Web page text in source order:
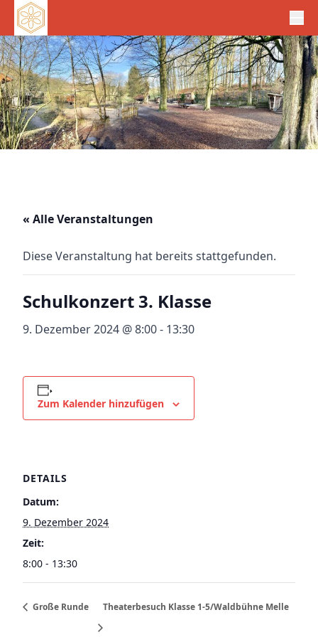
« Alle Veranstaltungen
Diese Veranstaltung hat bereits stattgefunden.
Schulkonzert 3. Klasse
9. Dezember 2024 @ 8:00- 13:30
Zum Kalender hinzufügen
DETAILS
Datum:
9. Dezember 2024
Zeit:
8:00 - 13:30
Große Runde Theaterbesuch Klasse 1-5/Waldbühne Melle